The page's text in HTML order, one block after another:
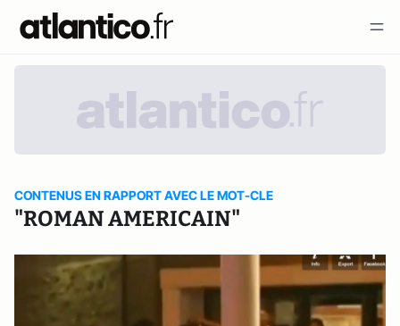
CONTENUS EN RAPPORT AVEC LE MOT-CLE
"ROMAN AMERICAIN"